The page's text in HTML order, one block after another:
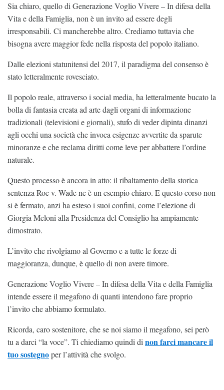
Sia chiaro, quello di Generazione Voglio Vivere – In difesa della
Vita e della Famiglia, non è un invito ad essere degli
irresponsabili. Ci mancherebbe altro. Crediamo tuttavia che
bisogna avere maggior fede nella risposta del popolo italiano.
Dalle elezioni statunitensi del 2017, il paradigma del consenso è
stato letteralmente rovesciato.
Il popolo reale, attraverso i social media, ha letteralmente bucato la
bolla di fantasia creata ad arte dagli organi di informazione
tradizionali (televisioni e giornali), stufo di veder dipinta dinanzi
agli occhi una società che invoca esigenze avvertite da sparute
minoranze e che reclama diritti come leve per abbattere l’ordine
naturale.
Questo processo è ancora in atto: il ribaltamento della storica
sentenza Roe v. Wade ne è un esempio chiaro. E questo corso non
si è fermato, anzi ha esteso i suoi confini, come l’elezione di
Giorgia Meloni alla Presidenza del Consiglio ha ampiamente
dimostrato.
L’invito che rivolgiamo al Governo e a tutte le forze di
maggioranza, dunque, è quello di non avere timore.
Generazione Voglio Vivere – In difesa della Vita e della Famiglia
intende essere il megafono di quanti intendono fare proprio
l’invito che abbiamo formulato.
Ricorda, caro sostenitore, che se noi siamo il megafono, sei però
tu a darci “la voce”. Ti chiediamo quindi di non farci mancare il
tuo sostegnoper l’attività che svolgo.